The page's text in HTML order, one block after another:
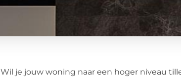
Wil je jouw woning naar een hoger niveau